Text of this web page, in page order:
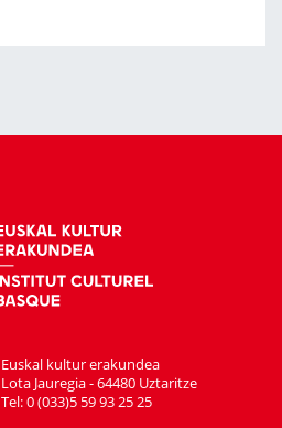
Euskal kultur erakundea
Lota Jauregia - 64480 Uztaritze
Tel: 0 (033)5 59 93 25 25